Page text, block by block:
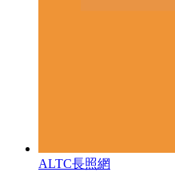
ALTC長照網